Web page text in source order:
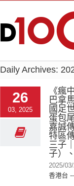
Daily Archives:
26
03, 2025
《瘋
巴拿
國足
蛋包
嘉誠
特區
三子
子）
2025/
香港台 --